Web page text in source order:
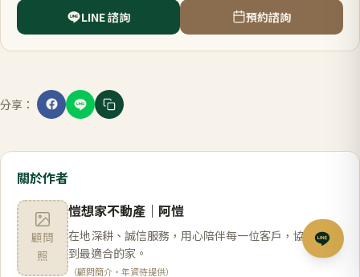
LINE 諮詢
預約諮詢
分享：
關於作者
顧問
照
愷想家不動產 ｜ 阿愷
在地深耕、誠信服務，用心陪伴每一位客戶，協助您找
到最適合的家。
（顧問簡介・年資待提供）